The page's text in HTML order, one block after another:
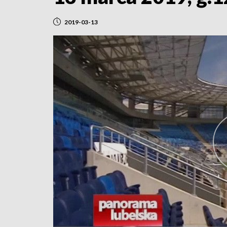
2019-03-13